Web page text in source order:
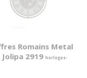
Romains Metal
2919 horloges-